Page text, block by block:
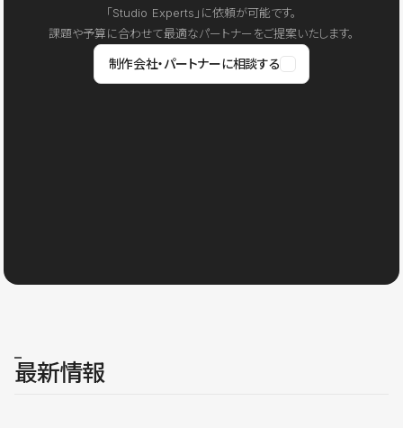
「Studio Experts」に依頼が可能です。
課題や予算に合わせて最適なパートナーをご提案いたします。
制作会社・パートナーに相談する
最新情報